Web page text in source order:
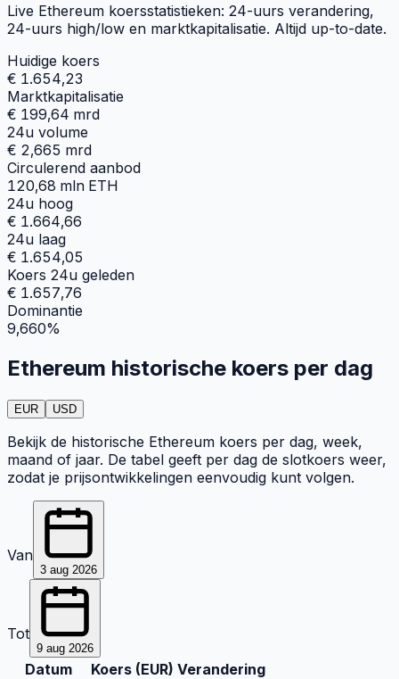
Live Ethereum koersstatistieken: 24-uurs verandering,
24-uurs high/low en marktkapitalisatie. Altijd up-to-date.
Huidige koers
€ 1.654,23
Marktkapitalisatie
€ 199,64 mrd
24u volume
€ 2,665 mrd
Circulerend aanbod
120,68 mln ETH
24u hoog
€ 1.664,66
24u laag
€ 1.654,05
Koers 24u geleden
€ 1.657,76
Dominantie
9,660%
Ethereum historische koers per dag
EUR USD
Bekijk de historische Ethereum koers per dag, week,
maand of jaar. De tabel geeft per dag de slotkoers weer,
zodat je prijsontwikkelingen eenvoudig kunt volgen.
Van
3 aug 2026
Tot
9 aug 2026
Datum Koers (EUR) Verandering